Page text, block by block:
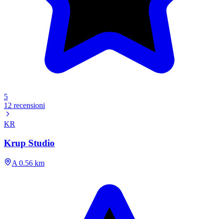
5
12 recensioni
KR
Krup Studio
A 0.56 km